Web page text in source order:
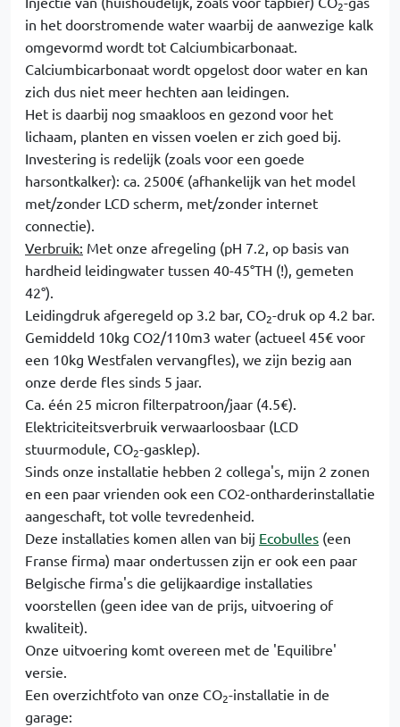
2
in het doorstromende water waarbij de aanwezige kalk
omgevormd wordt tot Calciumbicarbonaat.
Calciumbicarbonaat wordt opgelost door water en kan
zich dus niet meer hechten aan leidingen.
Het is daarbij nog smaakloos en gezond voor het
lichaam, planten en vissen voelen er zich goed bij.
Investering is redelijk (zoals voor een goede
harsontkalker): ca. 2500€ (afhankelijk van het model
met/zonder LCD scherm, met/zonder internet
connectie).
Verbruik: Met onze afregeling (pH 7.2, op basis van
hardheid leidingwater tussen 40-45°TH (!), gemeten
42°).
Leidingdruk afgeregeld op 3.2 bar, CO2-druk op 4.2 bar.
Gemiddeld 10kg CO2/110m3 water (actueel 45€ voor
een 10kg Westfalen vervangfles), we zijn bezig aan
onze derde fles sinds 5 jaar.
Ca. één 25 micron filterpatroon/jaar (4.5€).
Elektriciteitsverbruik verwaarloosbaar (LCD
stuurmodule, CO2-gasklep).
Sinds onze installatie hebben 2 collega's, mijn 2 zonen
en een paar vrienden ook een CO2-ontharderinstallatie
aangeschaft, tot volle tevredenheid.
Deze installaties komen allen van bij Ecobulles (een
Franse firma) maar ondertussen zijn er ook een paar
Belgische firma's die gelijkaardige installaties
voorstellen (geen idee van de prijs, uitvoering of
kwaliteit).
Onze uitvoering komt overeen met de 'Equilibre'
versie.
Een overzichtfoto van onze CO2-installatie in de
garage: